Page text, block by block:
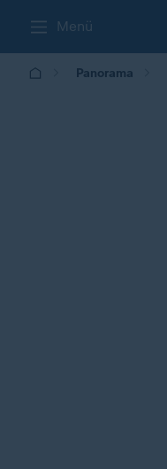
Menü
Panorama